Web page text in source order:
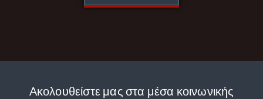
Ακολουθείστε μας στα μέσα κοινωνικής